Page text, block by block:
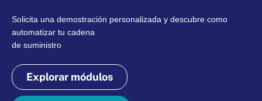
Solicita una demostración personalizada y descubre como
automatizar tu cadena
de suministro
Explorar módulos